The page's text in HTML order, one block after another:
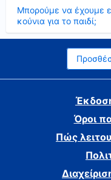
Μπορούμε να έχουμε
κούνια για το παιδί;
Όροι
Πώς